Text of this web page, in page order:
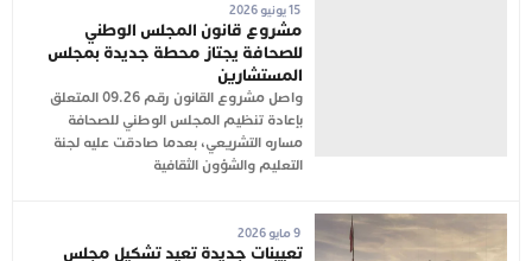
15 يونيو 2026
مشروع قانون المجلس الوطني
للصحافة يجتاز محطة جديدة بمجلس
المستشارين
واصل مشروع القانون رقم 09.26 المتعلق
بإعادة تنظيم المجلس الوطني للصحافة
مساره التشريعي، بعدما صادقت عليه لجنة
التعليم والشؤون الثقافية
9 مايو 2026
تعيينات جديدة تعيد تشكيل مجلس